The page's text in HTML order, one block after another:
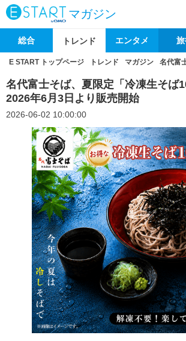
マガジン
総合 トレンド エンタメ
E START トップページ トレンド マガジン 名代富
名代富士そば、夏限定「冷凍生そば
2026年6月3日より販売開始
2026-06-02 10:00:00